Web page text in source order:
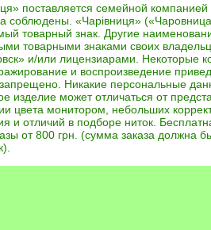
поставляется семейной компанией
соблюдены. «Чарівниця»
товарный знак. Другие
товарными знаками своих
и/или лицензиарами. Некоторые
и воспроизведение
запрещено. Никакие персональные
изделие может отличаться от
цвета монитором, небольших
и отличий в подборе ниток.
от 800 грн. (сумма заказа должна